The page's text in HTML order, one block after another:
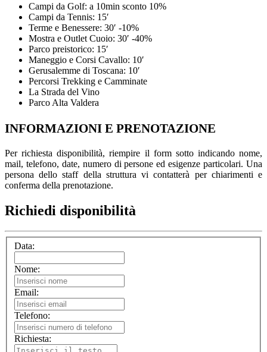
Campi da Golf: a 10min sconto 10%
Campi da Tennis: 15′
Terme e Benessere: 30′ -10%
Mostra e Outlet Cuoio: 30′ -40%
Parco preistorico: 15′
Maneggio e Corsi Cavallo: 10′
Gerusalemme di Toscana: 10′
Percorsi Trekking e Camminate
La Strada del Vino
Parco Alta Valdera
INFORMAZIONI E PRENOTAZIONE
Per richiesta disponibilità, riempire il form sotto indicando nome,
mail, telefono, date, numero di persone ed esigenze particolari. Una
persona dello staff della struttura vi contatterà per chiarimenti e
conferma della prenotazione.
Richiedi disponibilità
Data:
Nome:
Email:
Telefono:
Richiesta: